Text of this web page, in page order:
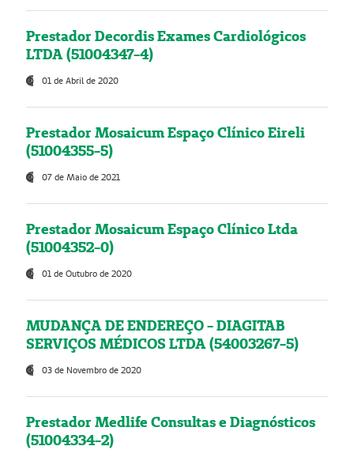
Prestador Decordis Exames Cardiológicos
LTDA (51004347-4)
01 de Abril de 2020
Prestador Mosaicum Espaço Clínico Eireli
(51004355-5)
07 de Maio de 2021
Prestador Mosaicum Espaço Clínico Ltda
(51004352-0)
01 de Outubro de 2020
MUDANÇA DE ENDEREÇO - DIAGITAB
SERVIÇOS MÉDICOS LTDA (54003267-5)
03 de Novembro de 2020
Prestador Medlife Consultas e Diagnósticos
(51004334-2)